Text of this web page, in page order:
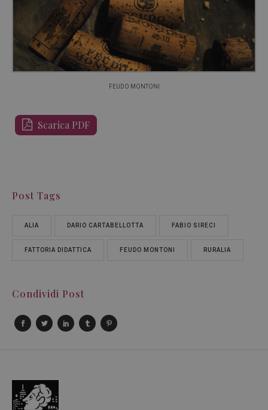
FEUDO MONTONI
Scarica PDF
Post Tags
ALIA DARIO CARTABELLOTTA FABIO SIRECI
FATTORIA DIDATTICA FEUDO MONTONI RURALIA
Condividi Post